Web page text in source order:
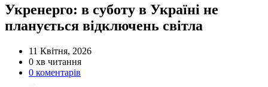
Укренерго: в суботу в Україні не
планується відключень світла
11 Квітня, 2026
Орієнтовний
час
0 хв читання
0 коментарів